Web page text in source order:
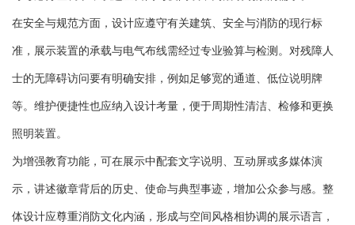
在安全与规范方面，设计应遵守有关建筑、安全与消防的现行标
准，展示装置的承载与电气布线需经过专业验算与检测。对残障人
士的无障碍访问要有明确安排，例如足够宽的通道、低位说明牌
等。维护便捷性也应纳入设计考量，便于周期性清洁、检修和更换
照明装置。
为增强教育功能，可在展示中配套文字说明、互动屏或多媒体演
示，讲述徽章背后的历史、使命与典型事迹，增加公众参与感。整
体设计应尊重消防文化内涵，形成与空间风格相协调的展示语言，